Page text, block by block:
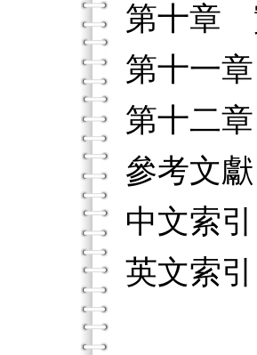
第十章
第十一
第十二
參考文獻
中文索引
英文索引